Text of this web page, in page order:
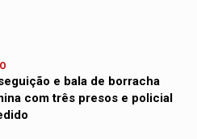
e bala de borracha
com três presos e policial